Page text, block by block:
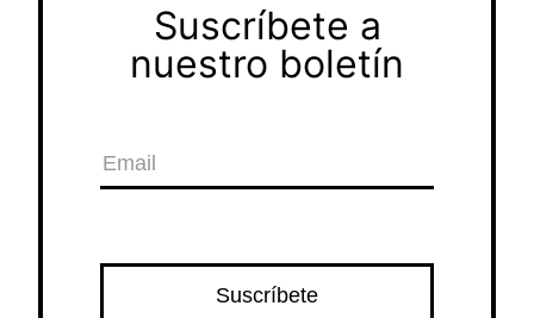
Suscríbete a
nuestro boletín